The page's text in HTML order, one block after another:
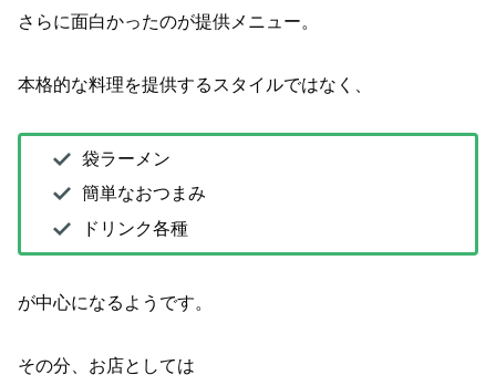
さらに面白かったのが提供メニュー。
本格的な料理を提供するスタイルではなく、
袋ラーメン
簡単なおつまみ
ドリンク各種
が中心になるようです。
その分、お店としては